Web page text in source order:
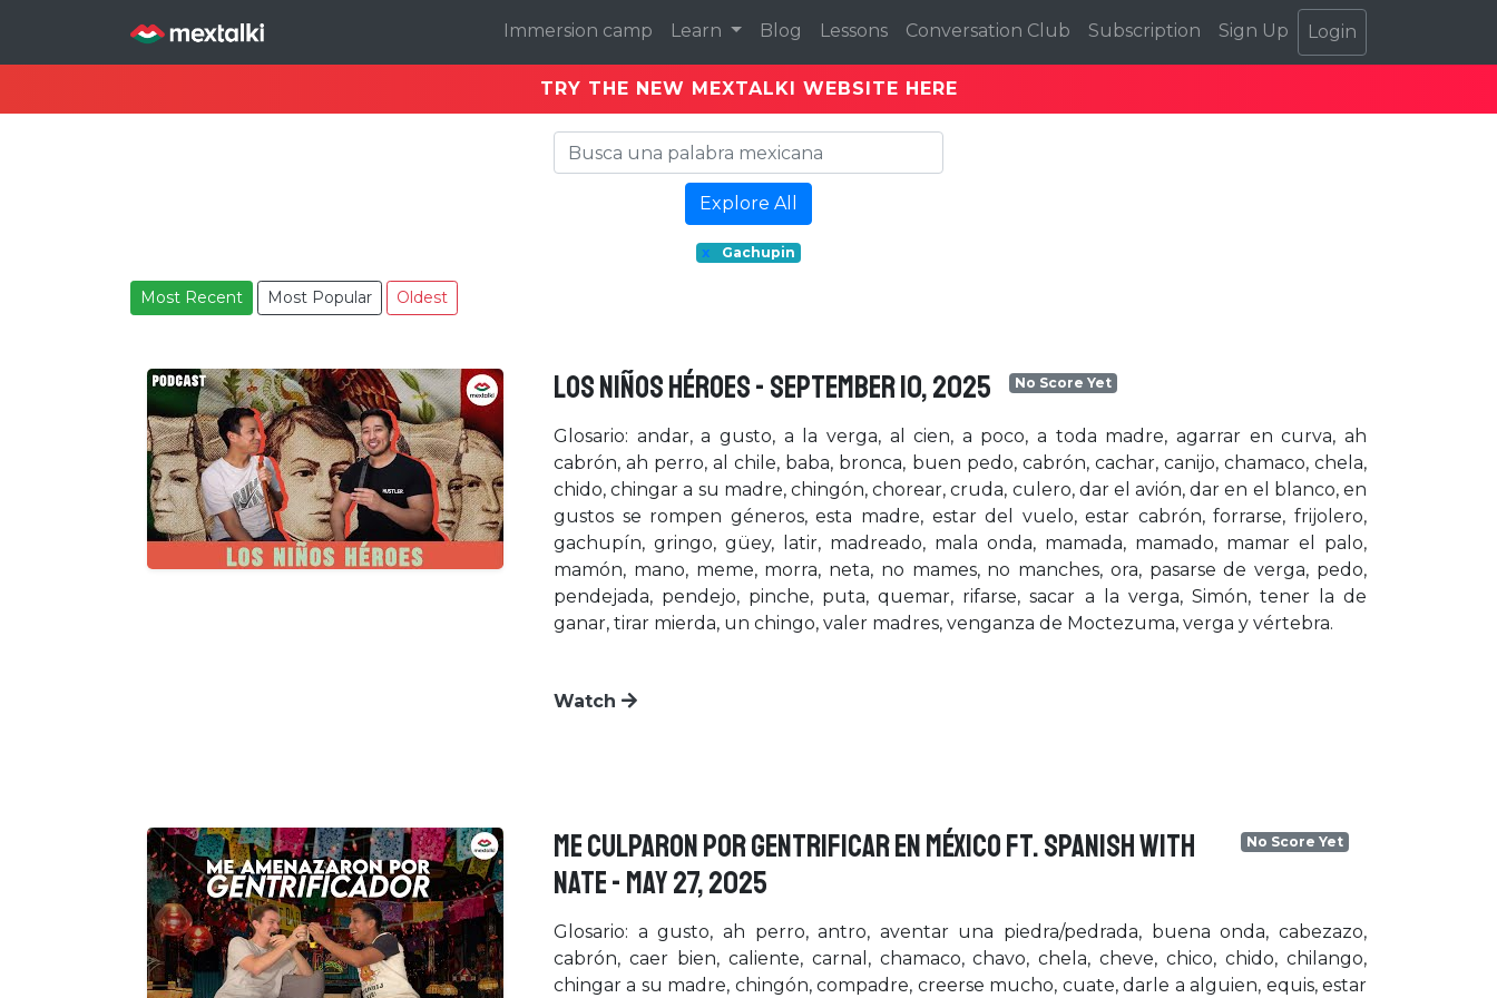
Immersion camp Learn Blog Lessons Conversation Club Subscription Sign Up Login
TRY THE NEW MEXTALKI WEBSITE HERE
Explore All
x Gachupin
Most Recent Most Popular Oldest
LOS NIÑOS HÉROES - September 10, 2025 No Score Yet
Glosario: andar, a gusto, a la verga, al cien, a poco, a toda madre, agarrar en curva, ah
cabrón, ah perro, al chile, baba, bronca, buen pedo, cabrón, cachar, canijo, chamaco, chela,
chido, chingar a su madre, chingón, chorear, cruda, culero, dar el avión, dar en el blanco, en
gustos se rompen géneros, esta madre, estar del vuelo, estar cabrón, forrarse, frijolero,
gachupín, gringo, güey, latir, madreado, mala onda, mamada, mamado, mamar el palo,
mamón, mano, meme, morra, neta, no mames, no manches, ora, pasarse de verga, pedo,
pendejada, pendejo, pinche, puta, quemar, rifarse, sacar a la verga, Simón, tener la de
ganar, tirar mierda, un chingo, valer madres, venganza de Moctezuma, verga y vértebra.
Watch
ME CULPARON POR GENTRIFICAR EN MÉXICO FT. SPANISH WITH
NATE - May 27, 2025
No Score Yet
Glosario: a gusto, ah perro, antro, aventar una piedra/pedrada, buena onda, cabezazo,
cabrón, caer bien, caliente, carnal, chamaco, chavo, chela, cheve, chico, chido, chilango,
chingar a su madre, chingón, compadre, creerse mucho, cuate, darle a alguien, equis, estar